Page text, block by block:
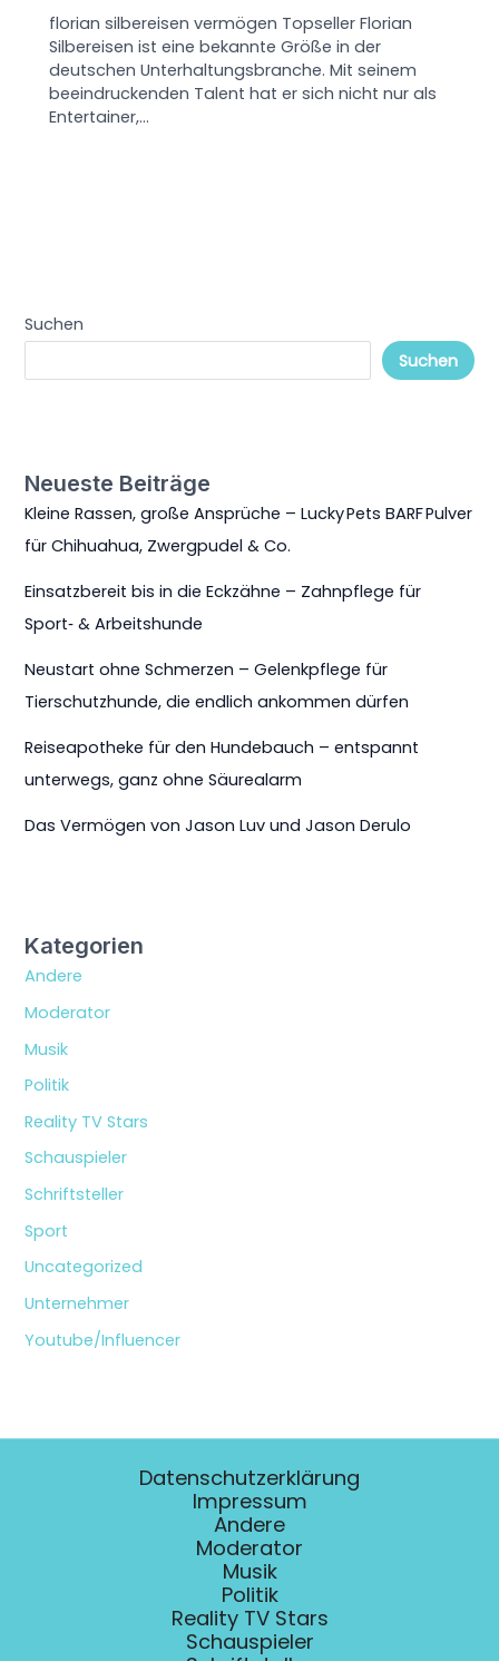
florian silbereisen vermögen Topseller Florian
Silbereisen ist eine bekannte Größe in der
deutschen Unterhaltungsbranche. Mit seinem
beeindruckenden Talent hat er sich nicht nur als
Entertainer,…
Suchen
Suchen
Neueste Beiträge
Kleine Rassen, große Ansprüche – Lucky Pets BARF Pulver
für Chihuahua, Zwergpudel & Co.
Einsatzbereit bis in die Eckzähne – Zahnpflege für
Sport‑ & Arbeitshunde
Neustart ohne Schmerzen – Gelenkpflege für
Tierschutzhunde, die endlich ankommen dürfen
Reiseapotheke für den Hundebauch – entspannt
unterwegs, ganz ohne Säurealarm
Das Vermögen von Jason Luv und Jason Derulo
Kategorien
Andere
Moderator
Musik
Politik
Reality TV Stars
Schauspieler
Schriftsteller
Sport
Uncategorized
Unternehmer
Youtube/Influencer
Datenschutzerklärung
Impressum
Andere
Moderator
Musik
Politik
Reality TV Stars
Schauspieler